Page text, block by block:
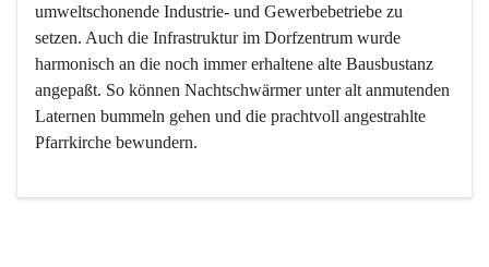
umweltschonende Industrie- und Gewerbebetriebe zu
setzen. Auch die Infrastruktur im Dorfzentrum wurde
harmonisch an die noch immer erhaltene alte Bausbustanz
angepaßt. So können Nachtschwärmer unter alt anmutenden
Laternen bummeln gehen und die prachtvoll angestrahlte
Pfarrkirche bewundern.
Der Weinbau dominert heute nicht mehr, ist aber integrativer